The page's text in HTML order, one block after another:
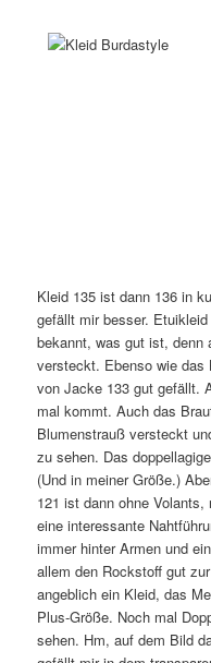
Kleid 135 ist dann 136 in
gefällt mir besser.
bekannt, was gut ist, denn
versteckt. Ebenso wie
von Jacke 133 gut gefällt.
mal kommt. Auch das
Blumenstrauß versteckt
zu sehen. Das
(Und in meiner Größe.)
121 ist dann ohne
eine interessante
immer hinter Armen und
allem den Rockstoff gut
angeblich ein Kleid, das
Plus-Größe. Noch mal
sehen. Hm, auf dem Bild